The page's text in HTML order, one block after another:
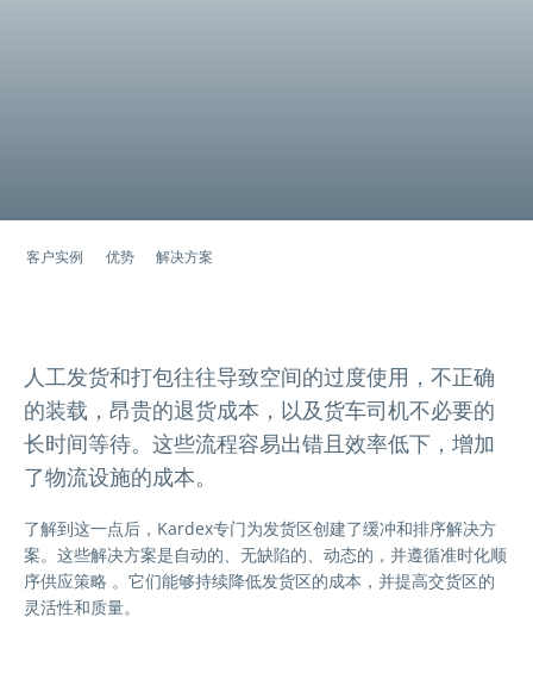
客户实例 优势 解决方案
人工发货和打包往往导致空间的过度使用，不正确
的装载，昂贵的退货成本，以及货车司机不必要的
长时间等待。这些流程容易出错且效率低下，增加
了物流设施的成本。
了解到这一点后，Kardex专门为发货区创建了缓冲和排序解决方
案。这些解决方案是自动的、无缺陷的、动态的，并遵循准时化顺
序供应策略 。它们能够持续降低发货区的成本，并提高交货区的
灵活性和质量。